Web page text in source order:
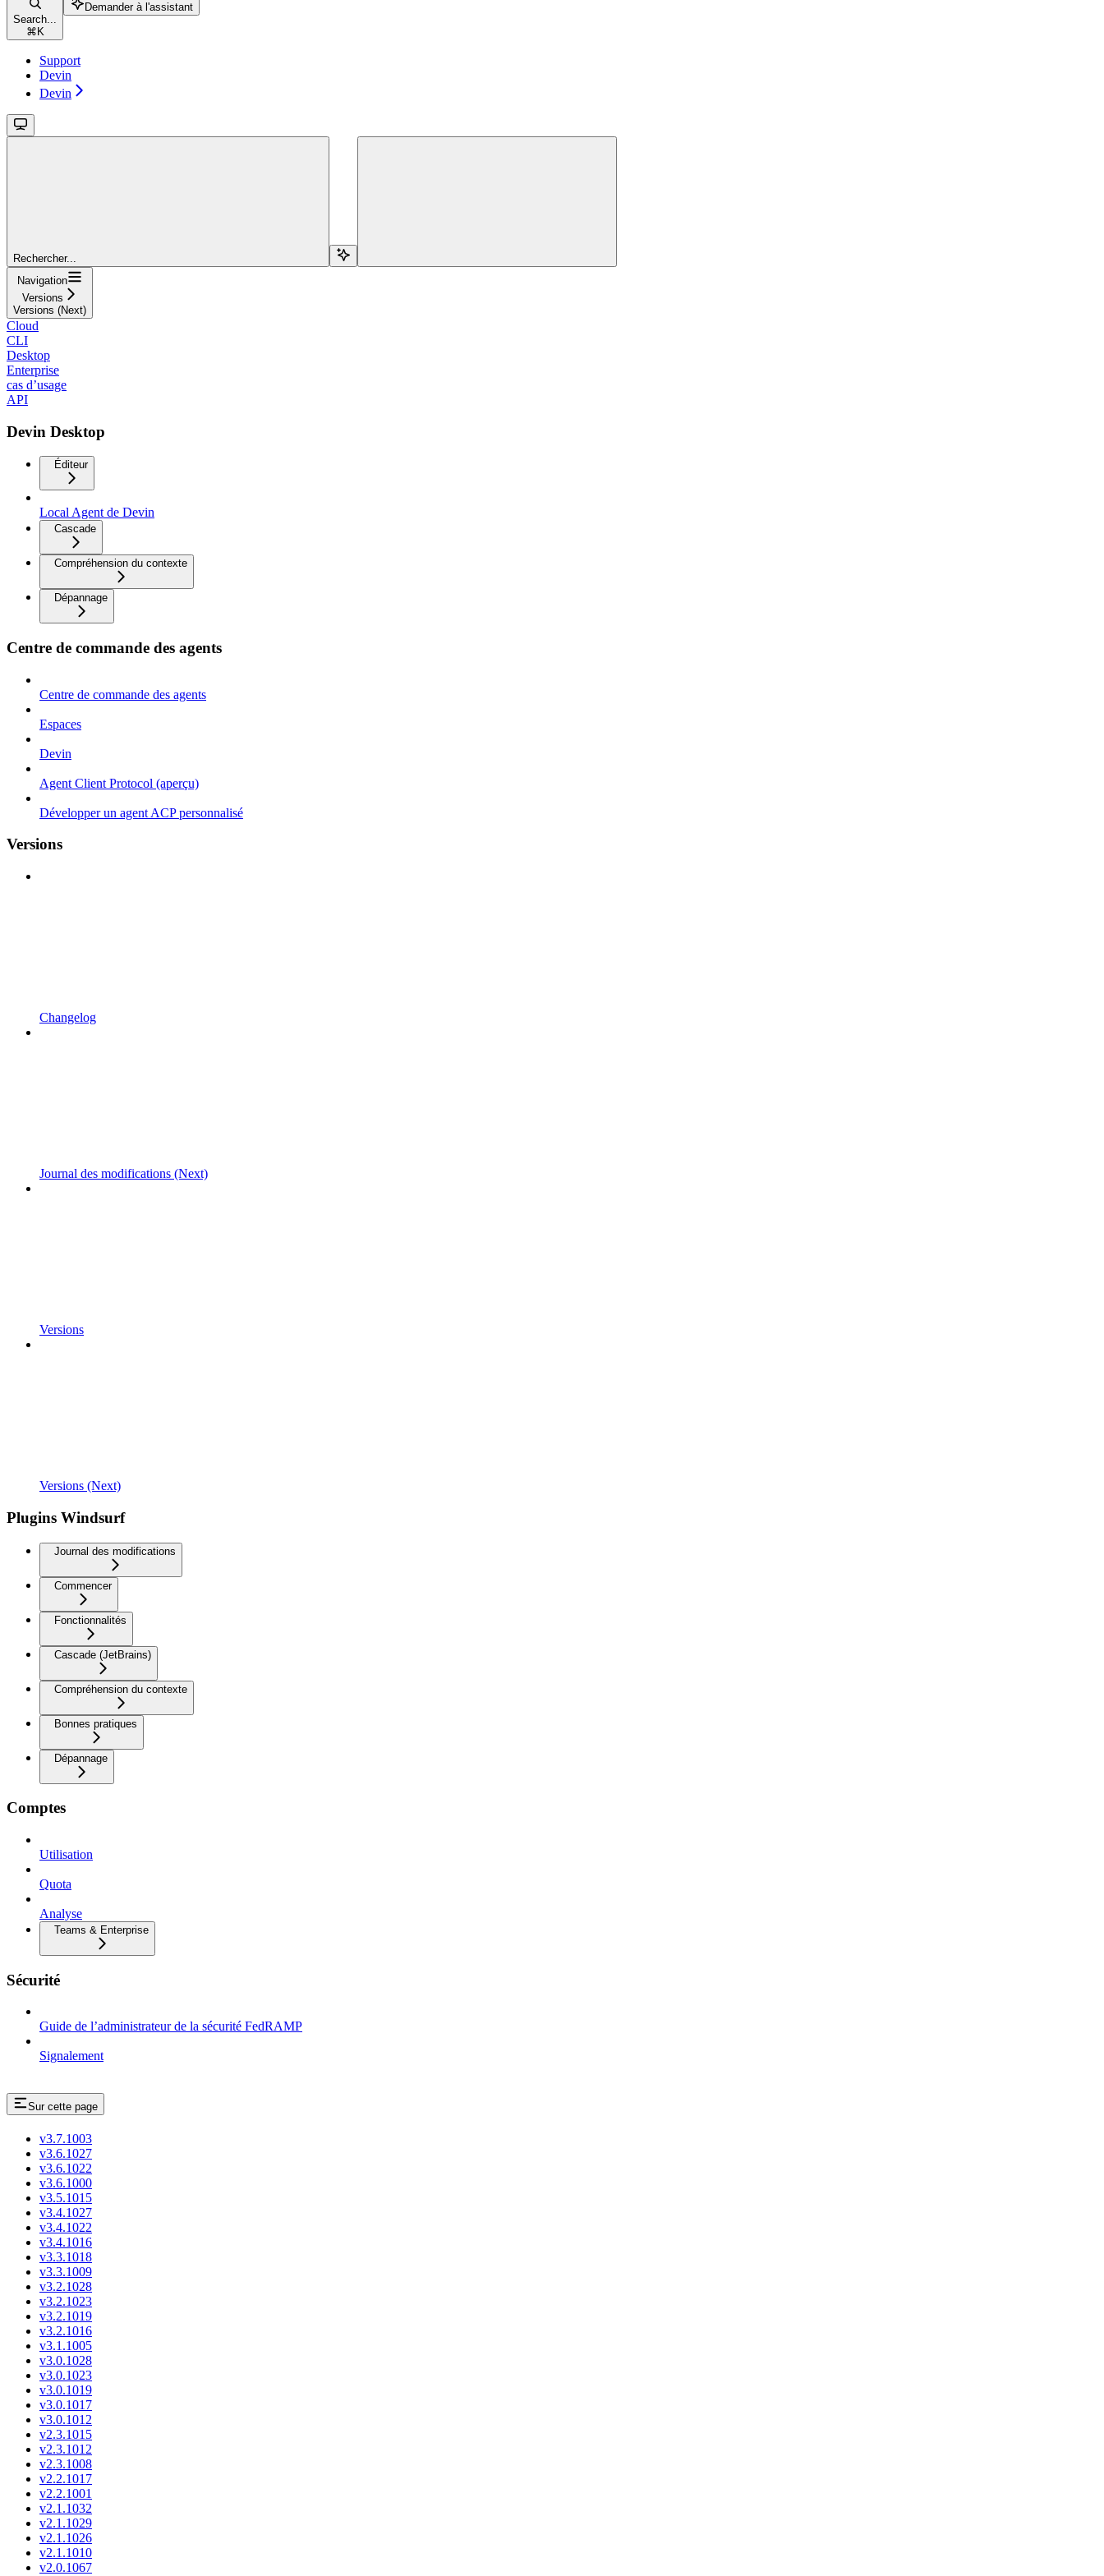
Search...
⌘ K
Demander à l'assistant
Support
Devin
Devin
Rechercher...
Navigation
Versions
Versions (Next)
Cloud
CLI
Desktop
Enterprise
cas d’usage
API
Devin Desktop
Éditeur
Local Agent de Devin
Cascade
Compréhension du contexte
Dépannage
Centre de commande des agents
Centre de commande des agents
Espaces
Devin
Agent Client Protocol (aperçu)
Développer un agent ACP personnalisé
Versions
Changelog
Journal des modifications (Next)
Versions
Versions (Next)
Plugins Windsurf
Journal des modifications
Commencer
Fonctionnalités
Cascade (JetBrains)
Compréhension du contexte
Bonnes pratiques
Dépannage
Comptes
Utilisation
Quota
Analyse
Teams & Enterprise
Sécurité
Guide de l’administrateur de la sécurité FedRAMP
Signalement
Sur cette page
v3.7.1003
v3.6.1027
v3.6.1022
v3.6.1000
v3.5.1015
v3.4.1027
v3.4.1022
v3.4.1016
v3.3.1018
v3.3.1009
v3.2.1028
v3.2.1023
v3.2.1019
v3.2.1016
v3.1.1005
v3.0.1028
v3.0.1023
v3.0.1019
v3.0.1017
v3.0.1012
v2.3.1015
v2.3.1012
v2.3.1008
v2.2.1017
v2.2.1001
v2.1.1032
v2.1.1029
v2.1.1026
v2.1.1010
v2.0.1067